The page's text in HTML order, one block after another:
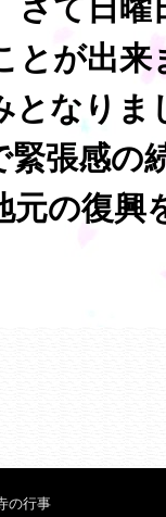
さて日曜
とが出
となりま
緊張感の
元の復興
の行事